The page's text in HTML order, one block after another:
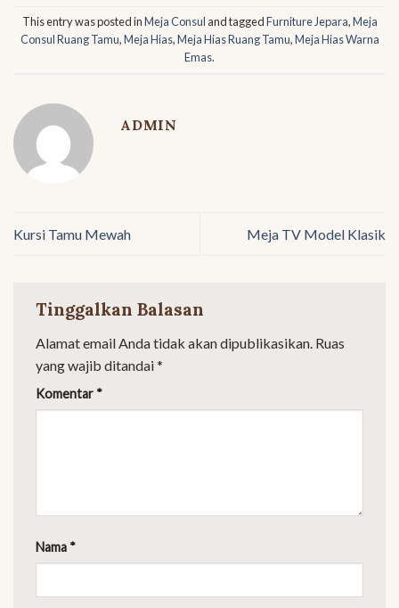
This entry was posted inMeja Consul and taggedFurniture Jepara,Meja
Consul Ruang Tamu,Meja Hias,Meja Hias Ruang Tamu,Meja Hias Warna
Emas.
ADMIN
Kursi Tamu Mewah Meja TV Model Klasik
Tinggalkan Balasan
Alamat email Anda tidak akan dipublikasikan. Ruas
yang wajib ditandai*
Komentar *
Nama *